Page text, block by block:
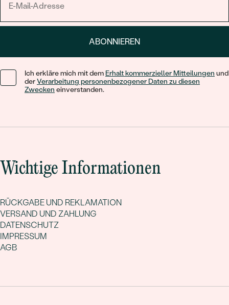
ABONNIEREN
Ich erkläre mich mit dem Erhalt kommerzieller Mitteilungen und
derVerarbeitung personenbezogener Daten zu diesen
Zwecken einverstanden.
Wichtige Informationen
RÜCKGABE UND REKLAMATION
VERSAND UND ZAHLUNG
DATENSCHUTZ
IMPRESSUM
AGB